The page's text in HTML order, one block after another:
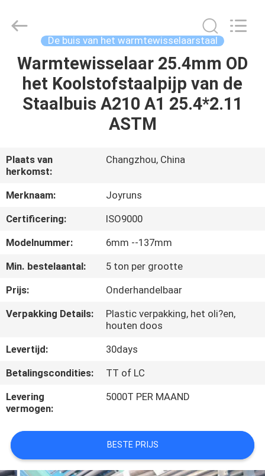
HUIS
PRODUCTEN
DE
V.S.
FABRIEKSREIS
CONTACTEER
ONS
VERZOEK
OM
EEN
CITAAT
SITEMAP
Joyruns
Steel
Rights
Reserved.
De buis van het warmtewisselaarstaal
Warmtewisselaar 25.4mm OD
het Koolstofstaalpijp van de
Staalbuis A210 A1 25.4*2.11
ASTM
Plaats van
herkomst:
Changzhou, China
Merknaam:
Joyruns
Certificering:
ISO9000
Modelnummer:
6mm --137mm
Min. bestelaantal:
5 ton per grootte
Prijs:
Onderhandelbaar
Verpakking Details:
Plastic verpakking, het oli?en,
houten doos
Levertijd:
30days
Betalingscondities:
TT of LC
Levering
vermogen:
5000T PER MAAND
BESTE PRIJS